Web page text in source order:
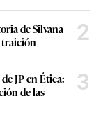
de Silvana
traición
2
JP en Ética:
de las
3